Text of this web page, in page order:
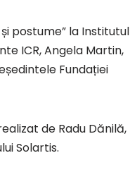
postume” la Institutul
ICR, Angela Martin,
Fundației
de Radu Dănilă,
Solartis.